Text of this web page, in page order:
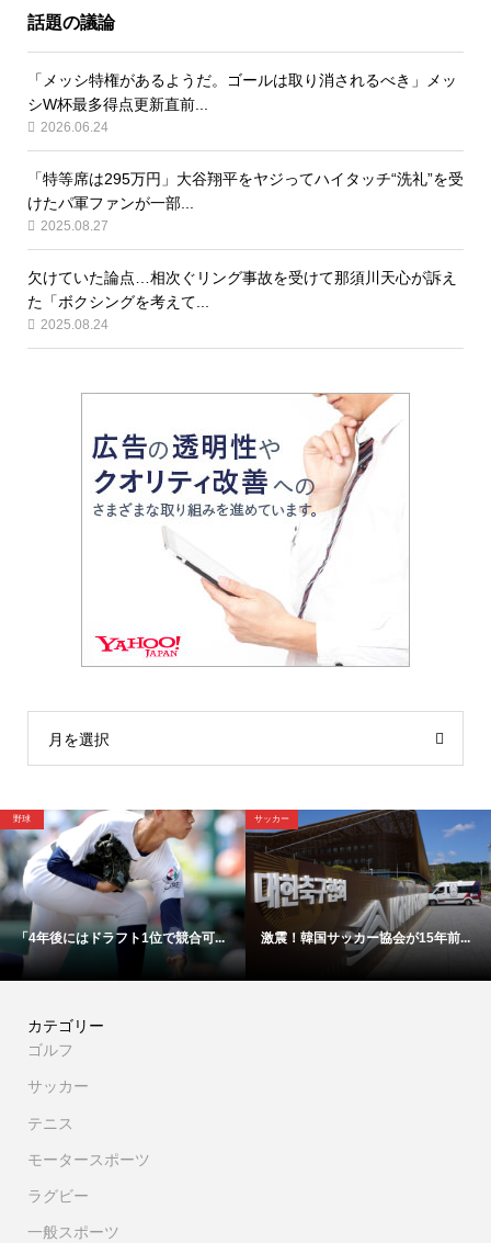
話題の議論
「メッシ特権があるようだ。ゴールは取り消されるべき」メッ
シW杯最多得点更新直前...
2026.06.24
「特等席は295万円」大谷翔平をヤジってハイタッチ“洗礼”を受
けたパ軍ファンが一部...
2025.08.27
欠けていた論点…相次ぐリング事故を受けて那須川天心が訴え
た「ボクシングを考えて...
2025.08.24
月を選択
サッカー
激震！韓国サッカー協会が15年前...
野球
【映像】これが4年後ドラ1間違い...
カテゴリー
ゴルフ
サッカー
テニス
モータースポーツ
ラグビー
一般スポーツ